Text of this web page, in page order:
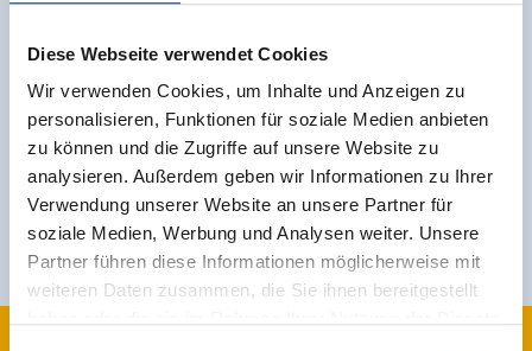
Diese Webseite verwendet Cookies
Wir verwenden Cookies, um Inhalte und Anzeigen zu
personalisieren, Funktionen für soziale Medien anbieten
zu können und die Zugriffe auf unsere Website zu
analysieren. Außerdem geben wir Informationen zu Ihrer
Verwendung unserer Website an unsere Partner für
soziale Medien, Werbung und Analysen weiter. Unsere
Partner führen diese Informationen möglicherweise mit
weiteren Daten zusammen, die Sie ihnen bereitgestellt
Meld u nu aan voor de nieuwsbrief!
Registreer